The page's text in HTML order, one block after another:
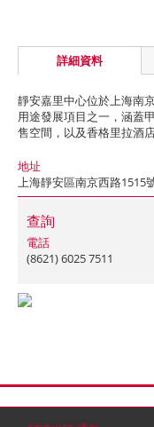
詳細資料
靜安嘉里中心位於上海南
用途發展項目之一，涵蓋
售空間，以及香格里拉酒店
地址
上海靜安區南京西路1515
查詢
電話
(8621) 6025 7511